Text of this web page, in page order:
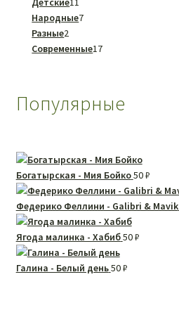
товаров
Народные77
Разные2
товара
Современные1717
Популярные
Богатырская - Мия Бойко50₽
Федерико Феллини - Galibri & Mavik
Ягода малинка - Хабиб50₽
Галина - Белый день50₽